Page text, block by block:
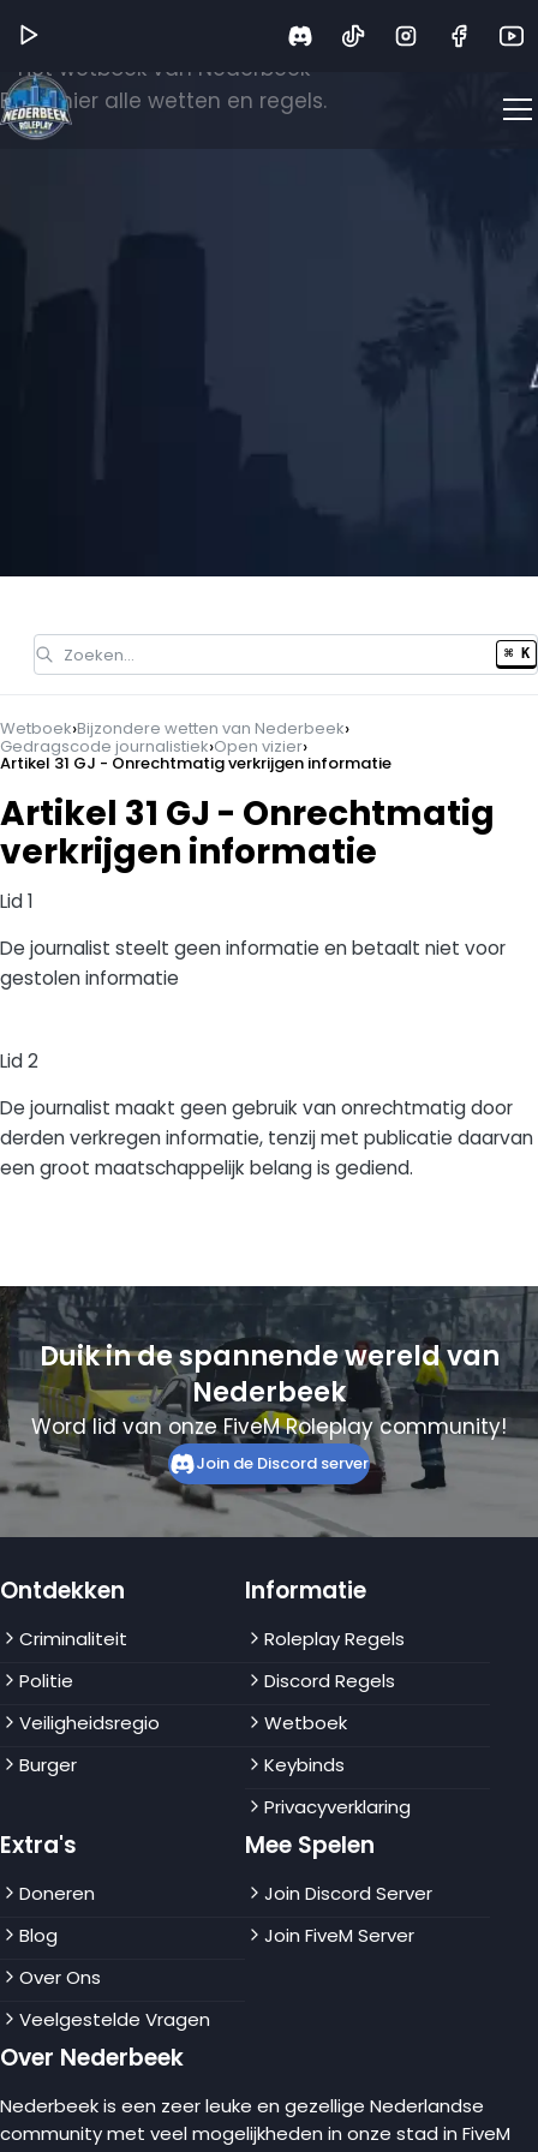
Het wetboek van Nederbeek
Bekijk hier alle wetten en regels.
Zoeken… ⌘ K
Wetboek›Bijzondere wetten van Nederbeek›
Gedragscode journalistiek›Open vizier›
Artikel 31 GJ - Onrechtmatig verkrijgen informatie
Artikel 31 GJ - Onrechtmatig
verkrijgen informatie
Lid 1
De journalist steelt geen informatie en betaalt niet voor
gestolen informatie
Lid 2
De journalist maakt geen gebruik van onrechtmatig door
derden verkregen informatie, tenzij met publicatie daarvan
een groot maatschappelijk belang is gediend.
Duik in de spannende wereld van
Nederbeek
Word lid van onze FiveM Roleplay community!
Join de Discord server
Ontdekken
Criminaliteit
Politie
Veiligheidsregio
Burger
Informatie
Roleplay Regels
Discord Regels
Wetboek
Keybinds
Privacyverklaring
Extra's
Doneren
Blog
Over Ons
Veelgestelde Vragen
Mee Spelen
Join Discord Server
Join FiveM Server
Over Nederbeek
Nederbeek is een zeer leuke en gezellige Nederlandse
community met veel mogelijkheden in onze stad in FiveM